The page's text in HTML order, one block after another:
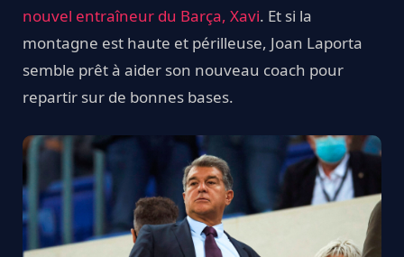
nouvel entraîneur du Barça, Xavi. Et si la
montagne est haute et périlleuse, Joan Laporta
semble prêt à aider son nouveau coach pour
repartir sur de bonnes bases.